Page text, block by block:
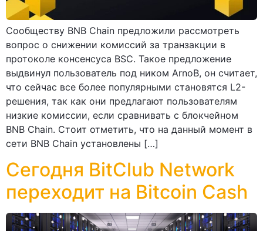
Сообществу BNB Chain предложили рассмотреть
вопрос о снижении комиссий за транзакции в
протоколе консенсуса BSC. Такое предложение
выдвинул пользователь под ником ArnoB, он считает,
что сейчас все более популярными становятся L2-
решения, так как они предлагают пользователям
низкие комиссии, если сравнивать с блокчейном
BNB Chain. Стоит отметить, что на данный момент в
сети BNB Chain установлены […]
Сегодня BitClub Network
переходит на Bitcoin Cash